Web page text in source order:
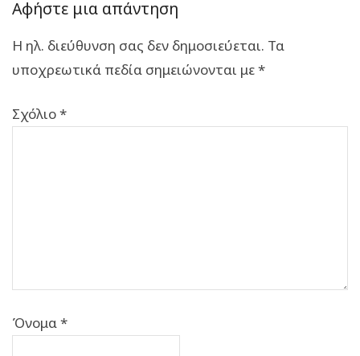
Αφήστε μια απάντηση
Η ηλ. διεύθυνση σας δεν δημοσιεύεται. Τα
υποχρεωτικά πεδία σημειώνονται με*
Σχόλιο*
Όνομα*